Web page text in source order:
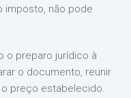
imposto, não pode
o preparo jurídico à
o documento, reunir
preço estabelecido.